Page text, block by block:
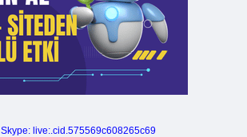
Skype: live:.cid.575569c608265c69